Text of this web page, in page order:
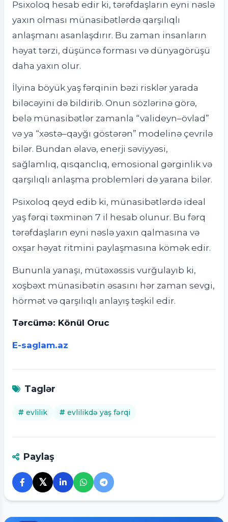
Psixoloq hesab edir ki, tərəfdaşların eyni nəslə
yaxın olması münasibətlərdə qarşılıqlı
anlaşmanı asanlaşdırır. Bu zaman insanların
həyat tərzi, düşüncə forması və dünyagörüşü
daha yaxın olur.
İlyina böyük yaş fərqinin bəzi risklər yarada
biləcəyini də bildirib. Onun sözlərinə görə,
belə münasibətlər zamanla “valideyn–övlad”
və ya “xəstə–qayğı göstərən” modelinə çevrilə
bilər. Bundan əlavə, enerji səviyyəsi,
sağlamlıq, qısqanclıq, emosional gərginlik və
qarşılıqlı anlaşma problemləri də yarana bilər.
Psixoloq qeyd edib ki, münasibətlərdə ideal
yaş fərqi təxminən 7 il hesab olunur. Bu fərq
tərəfdaşların eyni nəslə yaxın qalmasına və
oxşar həyat ritmini paylaşmasına kömək edir.
Bununla yanaşı, mütəxəssis vurğulayıb ki,
xoşbəxt münasibətin əsasını hər zaman sevgi,
hörmət və qarşılıqlı anlayış təşkil edir.
Tərcümə: Könül Oruc
E-saglam.az
Taglər
evlilik evlilikdə yaş fərqi
Paylaş
𝕏